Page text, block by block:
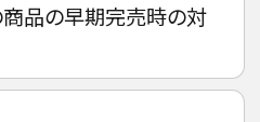
商品の早期完売時の対